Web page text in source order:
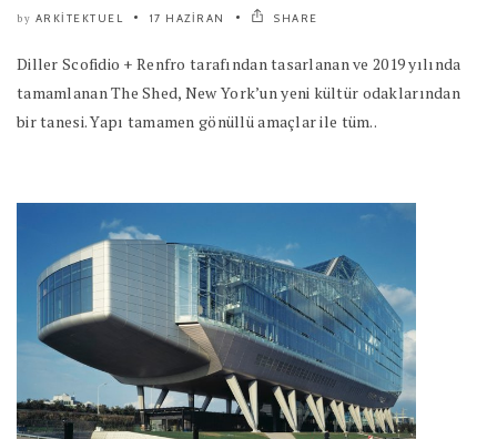
by ARKITEKTUEL 17 HAZIRAN SHARE
Diller Scofidio + Renfro tarafından tasarlanan ve 2019 yılında
tamamlanan The Shed, New York’un yeni kültür odaklarından
bir tanesi. Yapı tamamen gönüllü amaçlar ile tüm..